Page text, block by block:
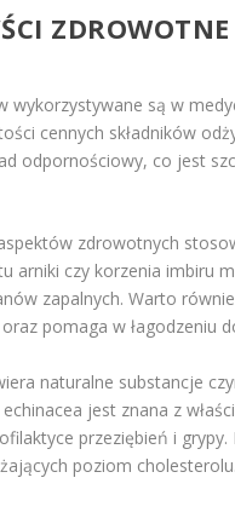
wykorzystywane są w
cennych składników
odpornościowy, co jest
zdrowotnych
arniki czy korzenia imbiru
zapalnych. Warto
pomaga w łagodzeniu
naturalne substancje
jest znana z
przeziębień i
poziom cholesterolu.